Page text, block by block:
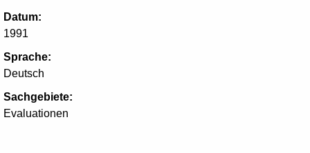
Datum:
1991
Sprache:
Deutsch
Sachgebiete:
Evaluationen